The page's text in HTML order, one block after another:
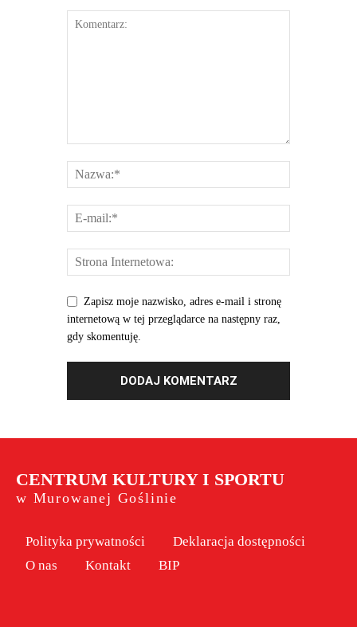
Zapisz moje nazwisko, adres e-mail i stronę
internetową w tej przeglądarce na następny raz,
gdy skomentuję.
CENTRUM KULTURY I SPORTU
w Murowanej Goślinie
Polityka prywatności
Deklaracja dostępności
O nas
Kontakt BIP